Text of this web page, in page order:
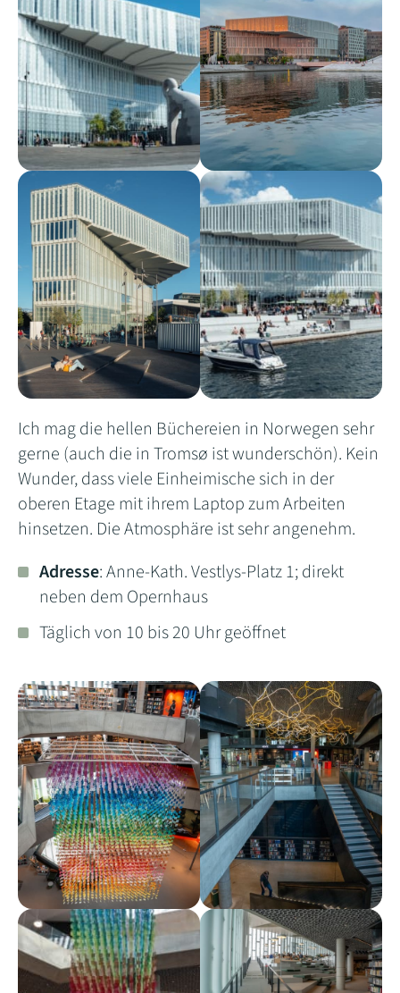
Ich mag die hellen Büchereien in Norwegen sehr
gerne (auch die in Tromsø ist wunderschön). Kein
Wunder, dass viele Einheimische sich in der
oberen Etage mit ihrem Laptop zum Arbeiten
hinsetzen. Die Atmosphäre ist sehr angenehm.
Adresse: Anne-Kath. Vestlys-Platz 1; direkt
neben dem Opernhaus
Täglich von 10 bis 20 Uhr geöffnet